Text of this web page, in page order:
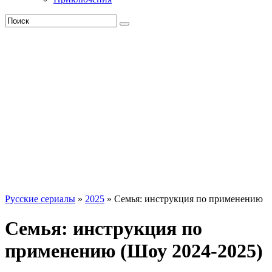
Русские сериалы » 2025 » Семья: инструкция по применению
Семья: инструкция по
применению (Шоу 2024-2025)